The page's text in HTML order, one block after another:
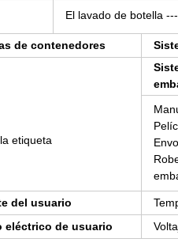
El lavado de botella
de contenedores
etiqueta
del usuario
eléctrico de usuario